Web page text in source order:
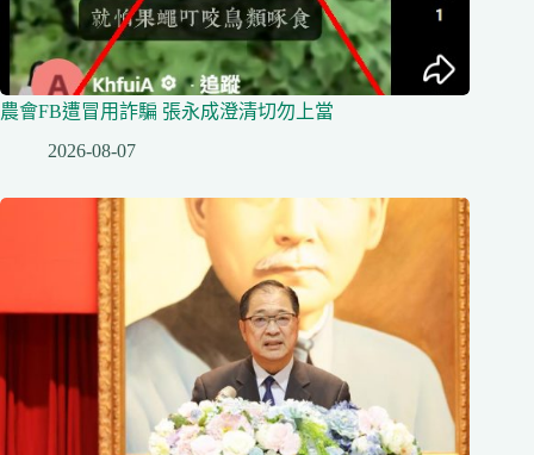
農會FB遭冒用詐騙 張永成澄清切勿上當
2026-08-07